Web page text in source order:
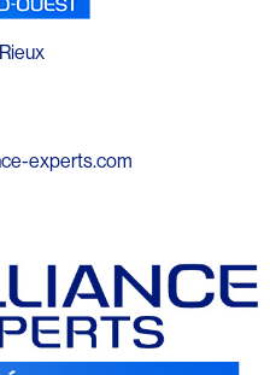
experts.com